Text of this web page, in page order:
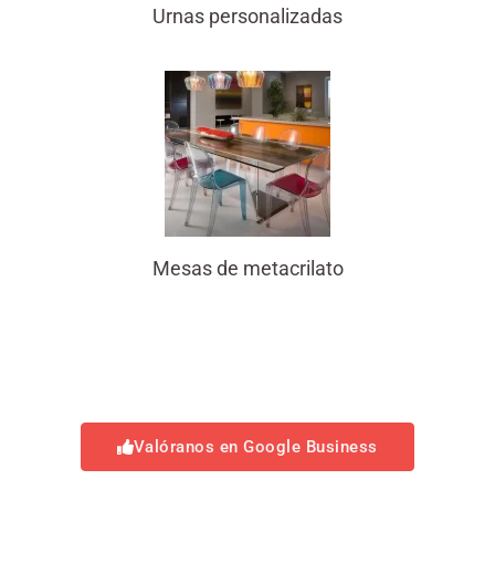
Urnas personalizadas
Mesas de metacrilato
Valóranos en Google Business